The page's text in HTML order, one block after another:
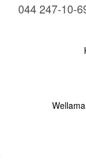
044 247-10-